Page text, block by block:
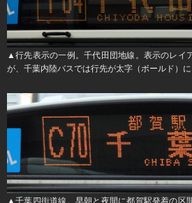
▲行先表示の一例。千代田団地線。表示のレイ
が、千葉内陸バスでは行先が太字（ボールド）
▲千葉四街道線。早朝と夜間に都賀駅発着の区